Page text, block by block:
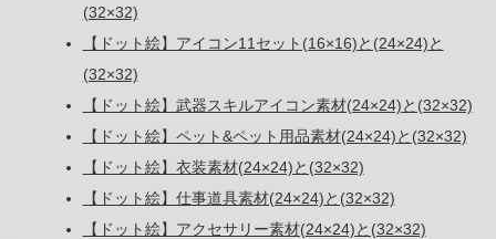
(32×32)
【ドット絵】アイコン11セット(16×16)と(24×24)と
(32×32)
【ドット絵】武器スキルアイコン素材(24×24)と(32×32)
【ドット絵】ペット&ペット用品素材(24×24)と(32×32)
【ドット絵】衣装素材(24×24)と(32×32)
【ドット絵】仕事道具素材(24×24)と(32×32)
【ドット絵】アクセサリー素材(24×24)と(32×32)